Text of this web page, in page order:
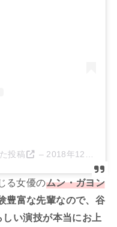
投稿 – 2018年12月月30日午前8時55分PST
る女優のムン・ガヨン
豊富な先輩なので、谷
い演技が本当にお上